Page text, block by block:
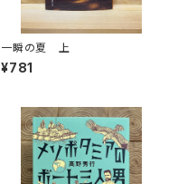
一瞬の夏 上
¥781